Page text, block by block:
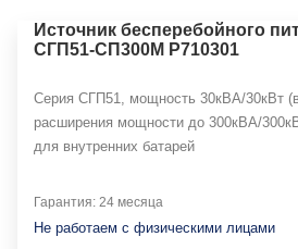
Источник бесперебойного
СГП51-СП300М Р710301
Серия СГП51, мощность 30кВА/30кВт
расширения мощности до 300кВА/
для внутренних батарей
Гарантия: 24 месяца
Не работаем с физическими лицами